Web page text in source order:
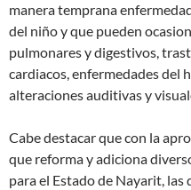
manera temprana
del niño y que pueden
pulmonares y digestivos,
cardiacos, enfermedades del
alteraciones auditivas y
Cabe destacar que con la
que reforma y adiciona
para el Estado de Nayarit,